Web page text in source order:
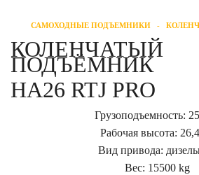
САМОХОДНЫЕ ПОДЪЕМНИКИ-
КОЛЕНЧАТЫЙ
ПОДЪЁМНИК
HA26 RTJ PRO
Грузоподъемность:
Рабочая высота:
Вид привода:
Вес: 15500 kg